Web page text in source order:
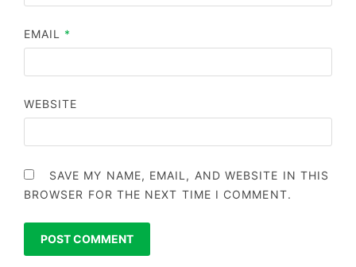
EMAIL *
WEBSITE
SAVE MY NAME, EMAIL, AND WEBSITE IN THIS
BROWSER FOR THE NEXT TIME I COMMENT.